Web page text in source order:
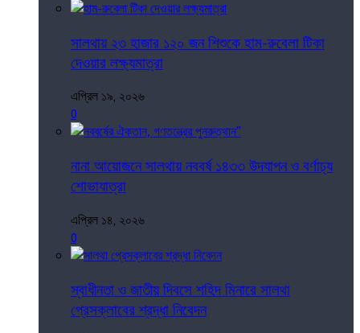
সালথায় ২৩ হাজার ১২০ জন শিশুকে হাম-রুবেলা টিকা
দেওয়ার লক্ষ্যমাত্রা
এপ্রিল ১৯, ২০২৬
0
নানা আয়োজনে সালথায় নববর্ষ ১৪৩৩ উদযাপন ও বর্ণাঢ্য
শোভাযাত্রা
এপ্রিল ১৪, ২০২৬
0
স্বাধীনতা ও জাতীয় দিবসে শহিদ মিনারে সালথা
প্রেসক্লাবের শ্রদ্ধা নিবেদন